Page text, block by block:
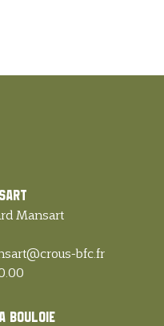
Mansart
bfc.fr
Bouloie